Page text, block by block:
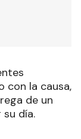
con la causa,
de un
día.